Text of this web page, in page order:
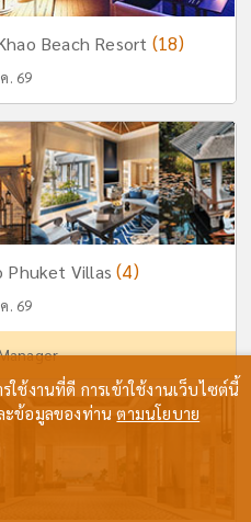
Beach Resort (18)
. 69
Phuket Villas(4)
. 69
ใช้งานที่ดี การเข้าใช้งานเว็บไซต์นี้
ะข้อมูลของท่านตามนโยบาย